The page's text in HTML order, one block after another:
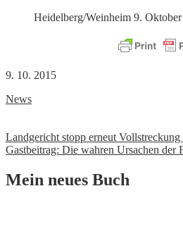
Heidelberg/Weinheim 9. Oktober
9. 10. 2015
News
Beitrags-
Navigation
Landgericht stopp erneut
Gastbeitrag: Die wahren Ursachen der
Mein neues Buch